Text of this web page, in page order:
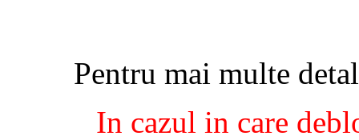
Pentru mai multe
In cazul in care